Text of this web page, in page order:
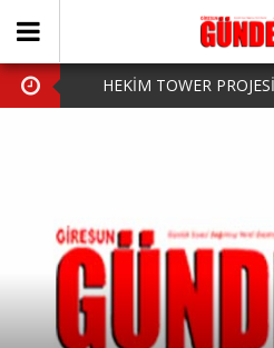
HEKİM TOWER
HARUN CİCİ: VİDEOYU